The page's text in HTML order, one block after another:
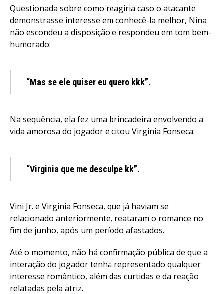
Questionada sobre como reagiria caso o atacante
demonstrasse interesse em conhecê-la melhor, Nina
não escondeu a disposição e respondeu em tom bem-
humorado:
“Mas se ele quiser eu quero kkk”.
Na sequência, ela fez uma brincadeira envolvendo a
vida amorosa do jogador e citou Virginia Fonseca:
“Virginia que me desculpe kk”.
Vini Jr. e Virginia Fonseca, que já haviam se
relacionado anteriormente, reataram o romance no
fim de junho, após um período afastados.
Até o momento, não há confirmação pública de que a
interação do jogador tenha representado qualquer
interesse romântico, além das curtidas e da reação
relatadas pela atriz.